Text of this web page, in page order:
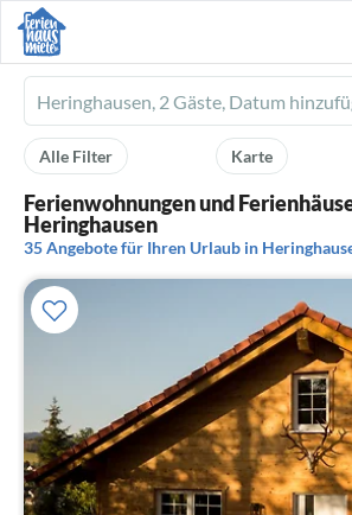
Ferienhausmiete
logo
Karte
Alle Filter
Ferienwohnungen und
Heringhausen
35 Angebote für Ihren Urlaub in